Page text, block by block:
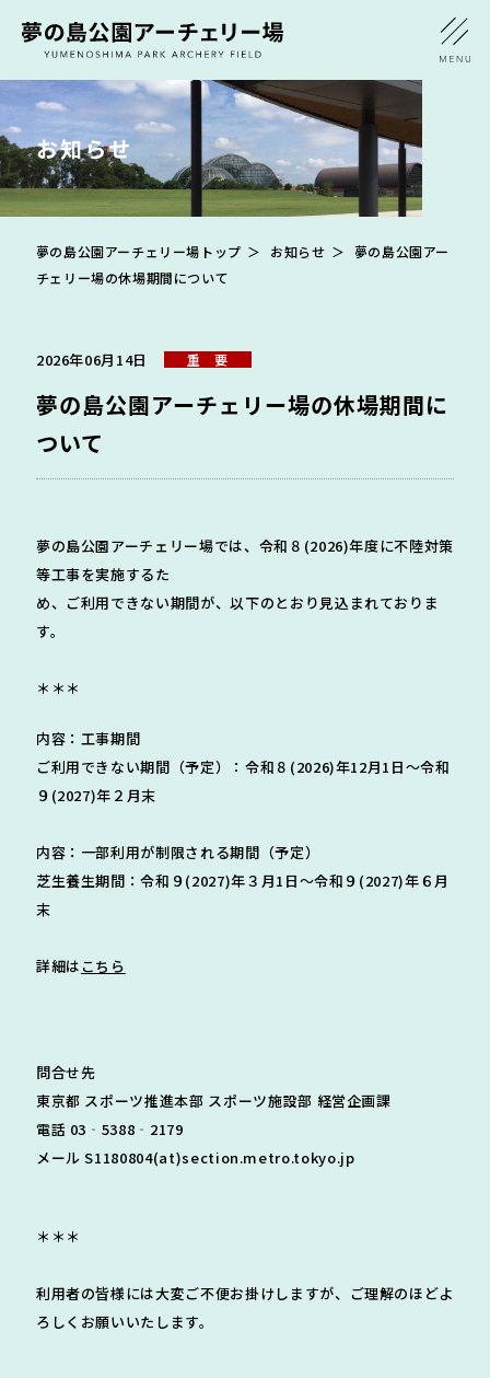
お知らせ
夢の島公園アーチェリー場トップ お知らせ
夢の島公園アー
チェリー場の休場期間について
2026年06月14日 重 要
夢の島公園アーチェリー場の休場期間に
ついて
夢の島公園アーチェリー場では、令和８(2026)年度に不陸対策
等工事を実施するた
め、ご利用できない期間が、以下のとおり見込まれておりま
す。
＊＊＊
内容：工事期間
ご利用できない期間（予定）：令和８(2026)年12月1日～令和
９(2027)年２月末
内容：一部利用が制限される期間（予定）
芝生養生期間：令和９(2027)年３月1日～令和９(2027)年６月
末
詳細は こちら
問合せ先
東京都 スポーツ推進本部 スポーツ施設部 経営企画課
電話 03‐5388‐2179
メール S1180804(at)section.metro.tokyo.jp
＊＊＊
利用者の皆様には大変ご不便お掛けしますが、ご理解のほどよ
ろしくお願いいたします。